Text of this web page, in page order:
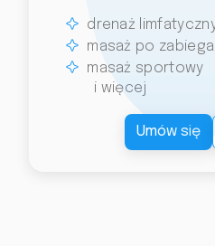
drenaż
masaż po
masaż sportowy
i więcej
Umów się